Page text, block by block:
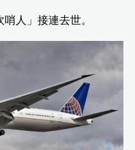
人」接連去世。